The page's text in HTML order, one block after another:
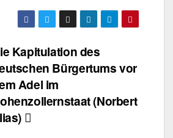
Kapitulation des
Bürgertums vor
Adel im
(Norbert